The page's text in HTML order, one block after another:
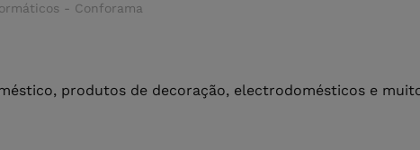
- Conforama
produtos de decoração, electrodomésticos e